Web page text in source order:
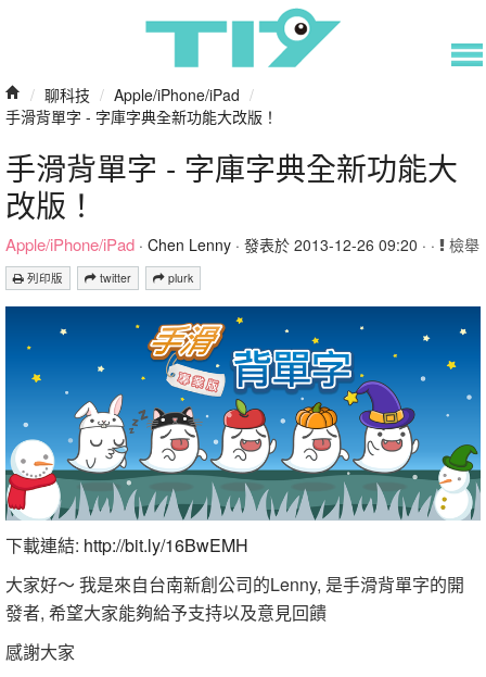
/ 聊科技 / Apple/iPhone/iPad /
手滑背單字 - 字庫字典全新功能大改版！
手滑背單字 - 字庫字典全新功能大
改版！
Apple/iPhone/iPad · Chen Lenny · 發表於 2013-12-26 09:20 · · 檢舉
列印版 twitter plurk
下載連結: http://bit.ly/16BwEMH
大家好～ 我是來自台南新創公司的Lenny, 是手滑背單字的開
發者, 希望大家能夠給予支持以及意見回饋
感謝大家